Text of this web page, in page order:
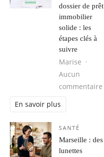
dossier de prêt
immobilier
solide : les
étapes clés à
suivre
Marise
Aucun
commentaire
En savoir plus
SANTÉ
Marseille : des
lunettes